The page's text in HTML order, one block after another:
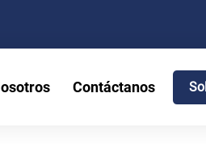
Contáctanos